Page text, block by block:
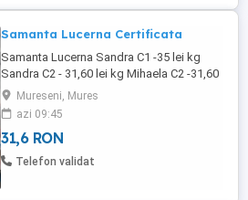
Samanta Lucerna Certificata
Samanta Lucerna Sandra C1 -35 lei kg
Sandra C2 - 31,60 lei kg Mihaela C2 -31,60
lei kg Trifoi 29 lei kg Iarba coasă pășune
18 lei kg Sparcetă 16 lei kg Măzăriche 9 lei
kg Marfa se livrează din Iași în toată țara
prin Cargus
Mureseni, Mures
azi 09:45
31,6 RON
Telefon validat